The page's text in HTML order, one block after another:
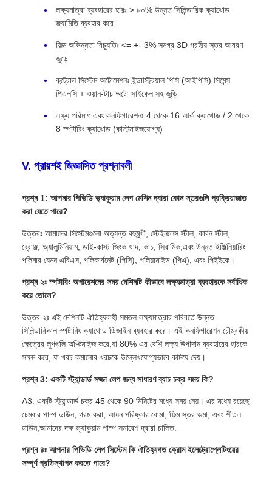
লক্ষ্যমাত্রা ব্যবহারের হারঃ > ৮০% উন্নত সিলিন্ডারিক ক্যাথোড
জ্যামিতি ব্যবহার করে
ফিল্ম অভিন্নতা বিচ্যুতিঃ <= +- 3% সমগ্র 3D গ্রহীয় স্তর আবরণ
জুড়ে
কন্ট্রোল সিস্টেম অটোমেশনঃ ইন্ডাস্ট্রিয়াল পিসি (আইপিসি) সিমেন্স
পিএলসি + ওয়ান-টাচ অটো সাইকেল সহ জুড়ি
লক্ষ্য পরিমাণ এবং কনফিগারেশনঃ 4 থেকে 16 আর্ক ক্যাথোড / 2 থেকে
8 স্পটারিং ক্যাথোড (কাস্টমাইজযোগ্য)
V. প্রায়শই জিজ্ঞাসিত প্রশ্নাবলী
প্রশ্ন 1: আপনার পিভিডি ভ্যাকুয়াম লেপ মেশিন দ্বারা কোন স্তরগুলি প্রক্রিয়াজাত
করা যেতে পারে?
উত্তরঃ আমাদের সিস্টেমগুলো অত্যন্ত বহুমুখী, স্টেইনলেস স্টীল, কার্বন স্টীল,
ব্রোঞ্জ, অ্যালুমিনিয়াম, ডাই-কাস্ট জিংক খাদ, কাচ, সিরামিক,এবং উন্নত ইঞ্জিনিয়ারিং
পলিমার যেমন এবিএস, পলিকার্বনেট (পিসি), পলিয়ামাইড (পিএ), এবং পিইইকে।
প্রশ্ন ২ঃ স্পটারিং অপারেশনের সময় মেশিনটি কীভাবে লক্ষ্যমাত্রা ব্যবহারকে সর্বাধিক
করে তোলে?
উত্তর ২ঃ এই মেশিনটি ঐতিহ্যবাহী সমতল লক্ষ্যমাত্রার পরিবর্তে উন্নত
সিলিন্ডারিকাল স্পটারিং ক্যাথোড ডিজাইন ব্যবহার করে। এই কনফিগারেশন চৌম্বকীয়
ক্ষেত্রের লুপগুলি অপ্টিমাইজ করে,যা 80% এর বেশি লক্ষ্য উপাদান ব্যবহারের হারকে
সক্ষম করে, যা খরচ কমানোর খরচকে উল্লেখযোগ্যভাবে কমিয়ে দেয়।
প্রশ্ন 3: একটি স্ট্যান্ডার্ড সজ্জা লেপ জন্য সাধারণ ব্যাচ চক্র সময় কি?
A3: একটি স্ট্যান্ডার্ড চক্র 45 থেকে 90 মিনিটের মধ্যে সময় নেয়। এর মধ্যে রয়েছে
চেম্বার পাম্প ডাউন, গরম করা, আয়ন পরিষ্কার বোমা, ফিল্ম স্তর জমা, এবং শীতল
ডাউন,আমাদের দক্ষ ভ্যাকুয়াম পাম্প সমাবেশ দ্বারা চালিত.
প্রশ্ন ৪ঃ আপনার পিভিডি লেপ সিস্টেম কি ঐতিহ্যগত ক্রোম ইলেক্ট্রোপ্লেটিংয়ের
সম্পূর্ণ প্রতিস্থাপন করতে পারে?